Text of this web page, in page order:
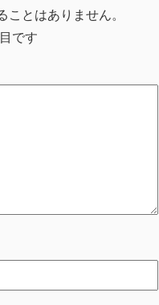
ことはありません。
です